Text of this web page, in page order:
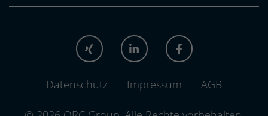
XING LINKEDINFACEBOOK
Datenschutz Impressum AGB